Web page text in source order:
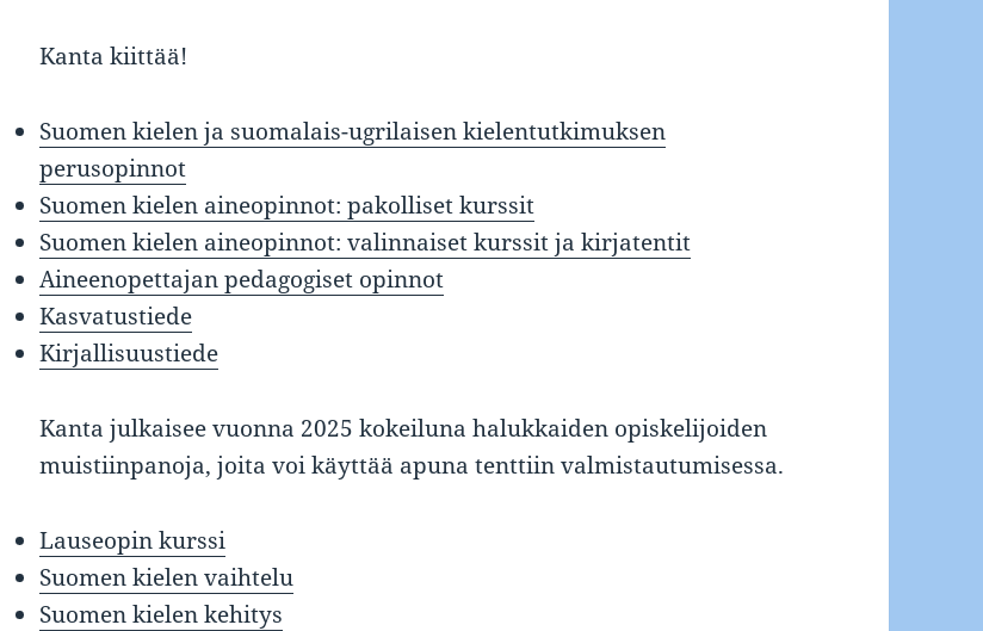
Kanta kiittää!
Suomen kielen ja suomalais-ugrilaisen kielentutkimuksen
perusopinnot
Suomen kielen aineopinnot: pakolliset kurssit
Suomen kielen aineopinnot: valinnaiset kurssit ja kirjatentit
Aineenopettajan pedagogiset opinnot
Kasvatustiede
Kirjallisuustiede
Kanta julkaisee vuonna 2025 kokeiluna halukkaiden opiskelijoiden
muistiinpanoja, joita voi käyttää apuna tenttiin valmistautumisessa.
Lauseopin kurssi
Suomen kielen vaihtelu
Suomen kielen kehitys